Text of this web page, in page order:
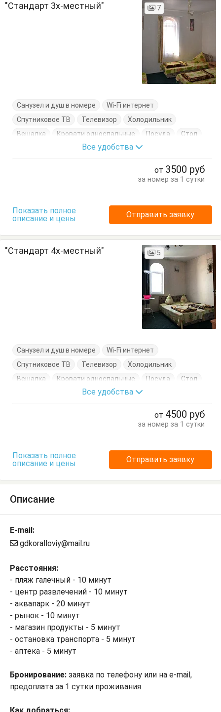
"Стандарт 3х-местный" 7
Санузел и душ в номере
Wi-Fi интернет
Спутниковое ТВ
Телевизор
Холодильник
Вешалка
Кровати односпальные Посуда
Стол
Тумбочки Шкаф
Все удобства
от 3500 руб
за номер за 1 сутки
Показать полное
описание и цены
Отправить заявку
"Стандарт 4х-местный" 5
Санузел и душ в номере
Wi-Fi интернет
Спутниковое ТВ
Телевизор
Холодильник
Вешалка
Кровати односпальные Посуда
Стол
Тумбочки Шкаф
Все удобства
от 4500 руб
за номер за 1 сутки
Показать полное
описание и цены
Отправить заявку
Описание
E-mail:
gdkoralloviy@mail.ru
Расстояния:
- пляж галечный - 10 минут
- центр развлечений - 10 минут
- аквапарк - 20 минут
- рынок - 10 минут
- магазин продукты - 5 минут
- остановка транспорта - 5 минут
- аптека - 5 минут
Бронирование: заявка по телефону или на e-mail,
предоплата за 1 сутки проживания